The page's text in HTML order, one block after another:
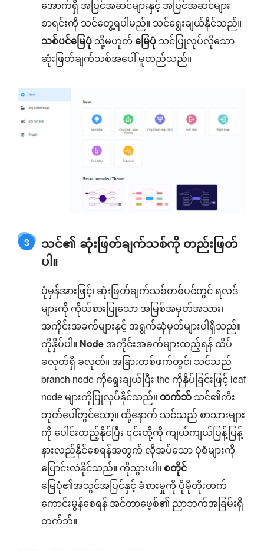
အောက်ရှိ အပြင်အဆင်များနှင့် အပြင်အဆင်များ
စာရင်းကို သင်တွေ့ရပါမည်။ သင်ရွေးချယ်နိုင်သည်။
သစ်ပင်မြေပုံ သို့မဟုတ် မြေပုံ သင်ပြုလုပ်လိုသော
ဆုံးဖြတ်ချက်သစ်အပေါ် မူတည်သည်။
3
သင်၏ ဆုံးဖြတ်ချက်သစ်ကို တည်းဖြတ်
ပါ။
ပုံမှန်အားဖြင့်၊ ဆုံးဖြတ်ချက်သစ်တစ်ပင်တွင် ရလဒ်
များကို ကိုယ်စားပြုသော အမြစ်အမှတ်အသား၊
အကိုင်းအခက်များနှင့် အရွက်ဆုံမှတ်များပါရှိသည်။
ကိုနှိပ်ပါ။ Node အကိုင်းအခက်များထည့်ရန် ထိပ်
ခလုတ်ရှိ ခလုတ်။ အခြားတစ်ဖက်တွင်၊ သင်သည်
branch node ကိုရွေးချယ်ပြီး the ကိုနှိပ်ခြင်းဖြင့် leaf
node များကိုပြုလုပ်နိုင်သည်။ တက်ဘ် သင်၏ကီး
ဘုတ်ပေါ်တွင်သော့။ ထို့နောက် သင်သည် စာသားများ
ကို ပေါင်းထည့်နိုင်ပြီး ၎င်းတို့ကို ကျယ်ကျယ်ပြန့်ပြန့်
နားလည်နိုင်စေရန်အတွက် လိုအပ်သော ပုံစံများကို
ပြောင်းလဲနိုင်သည်။ ကိုသွားပါ။ စတိုင်
မြေပုံ၏အသွင်အပြင်နှင့် ခံစားမှုကို ပိုမိုတိုးတက်
ကောင်းမွန်စေရန် အင်တာဖေ့စ်၏ ညာဘက်အခြမ်းရှိ
တက်ဘ်။